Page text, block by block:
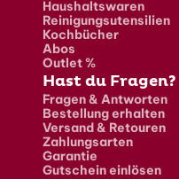
Haushaltswaren
Reinigungsutensilien
Kochbücher
Abos
Outlet %
Hast du Fragen?
Fragen & Antworten
Bestellung erhalten
Versand & Retouren
Zahlungsarten
Garantie
Gutschein einlösen